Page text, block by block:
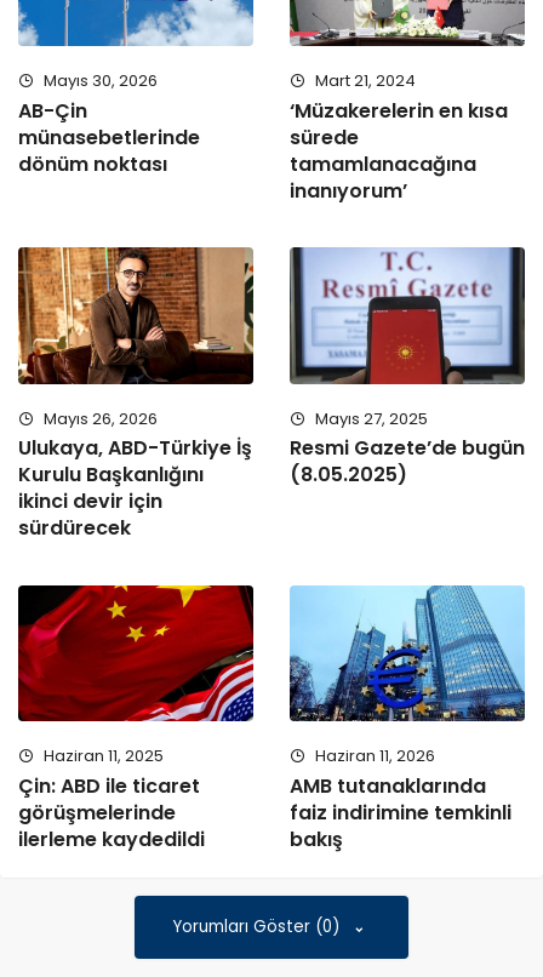
Mayıs 30, 2026
AB-Çin
münasebetlerinde
dönüm noktası
Mart 21, 2024
‘Müzakerelerin en kısa
sürede
tamamlanacağına
inanıyorum’
Mayıs 26, 2026
Ulukaya, ABD-Türkiye İş
Kurulu Başkanlığını
ikinci devir için
sürdürecek
Mayıs 27, 2025
Resmi Gazete’de bugün
(8.05.2025)
Haziran 11, 2025
Çin: ABD ile ticaret
görüşmelerinde
ilerleme kaydedildi
Haziran 11, 2026
AMB tutanaklarında
faiz indirimine temkinli
bakış
Yorumları Göster (0)